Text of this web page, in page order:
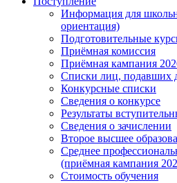
Информация для
ориентация)
Подготовительные
Приёмная комиссия
Приёмная кампания
Списки лиц, подавших
Конкурсные списки
Сведения о конкурсе
Результаты
Сведения о зачислении
Второе высшее
Среднее
(приёмная кампания
Стоимость обучения